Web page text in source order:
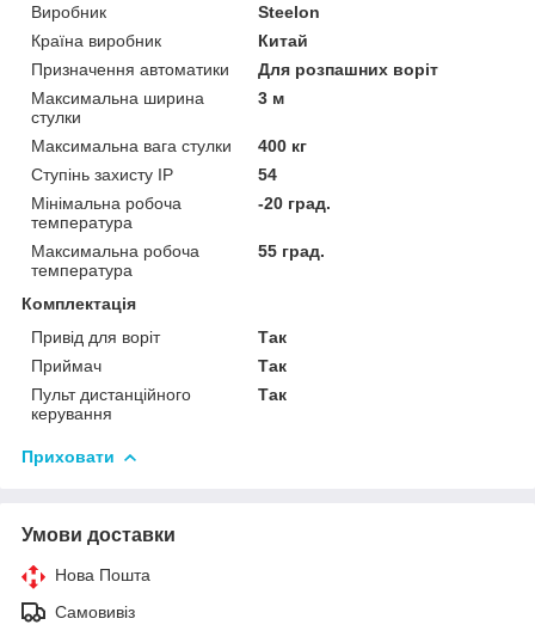
Виробник
Steelon
Країна виробник
Китай
Призначення автоматики
Для розпашних воріт
Максимальна ширина
стулки
3 м
Максимальна вага стулки
400 кг
Ступінь захисту IP
54
Мінімальна робоча
температура
-20 град.
Максимальна робоча
температура
55 град.
Комплектація
Привід для воріт
Так
Приймач
Так
Пульт дистанційного
керування
Так
Приховати
Умови доставки
Нова Пошта
Самовивіз